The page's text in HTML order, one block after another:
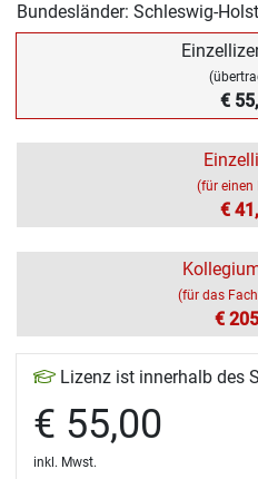
Bundesländer: Schleswig-
€
(für einen
€
(für das
€
Lizenz ist innerhalb des
€ 55,00
inkl. Mwst.